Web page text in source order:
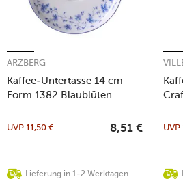
Kaffee-Untertasse 14 cm
Form 1382 Blaublüten
ARZBERG
Lieferung in 1-2 Werktagen
UVP11,50 € 8,51 € UVP